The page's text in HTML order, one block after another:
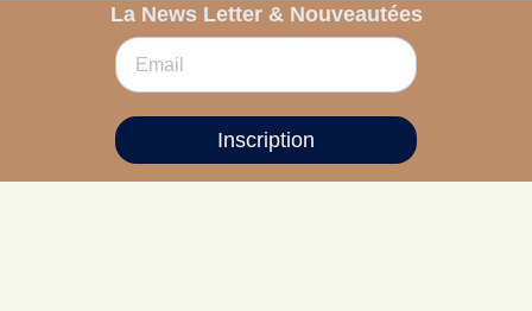
La News Letter & Nouveautées
Inscription